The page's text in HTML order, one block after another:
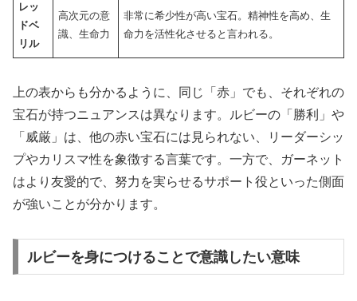
レッ
ドベ
リル
高次元の意
識、生命力
非常に希少性が高い宝石。精神性を高め、生
命力を活性化させると言われる。
上の表からも分かるように、同じ「赤」でも、それぞれの
宝石が持つニュアンスは異なります。ルビーの「勝利」や
「威厳」は、他の赤い宝石には見られない、リーダーシッ
プやカリスマ性を象徴する言葉です。一方で、ガーネット
はより友愛的で、努力を実らせるサポート役といった側面
が強いことが分かります。
ルビーを身につけることで意識したい意味